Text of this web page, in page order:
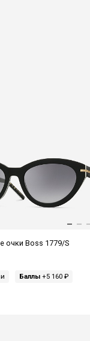
очки Boss 1779/S
Баллы +5 160 ₽